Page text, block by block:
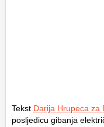
Tekst Darija Hrupeca za
posljedicu gibanja